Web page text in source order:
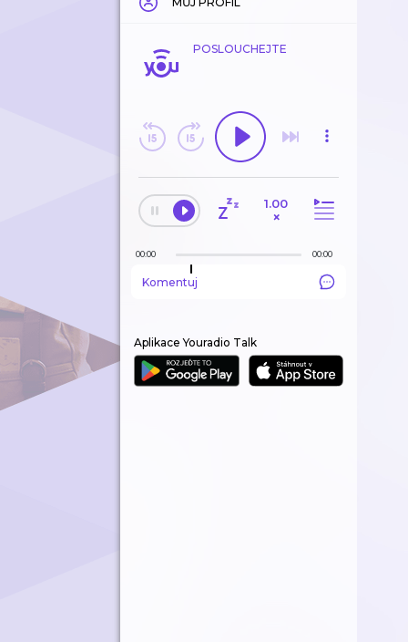
POSLOUCHEJTE
1.00
×
00:00 00:00
Komentuj
Aplikace Youradio Talk